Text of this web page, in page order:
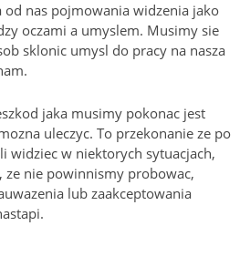
nas pojmowania widzenia jako
oczami a umyslem. Musimy sie
sklonic umysl do pracy na nasza
jaka musimy pokonac jest
uleczyc. To przekonanie ze po
widziec w niektorych sytuacjach,
ze nie powinnismy probowac,
lub zaakceptowania